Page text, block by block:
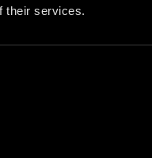
their services.